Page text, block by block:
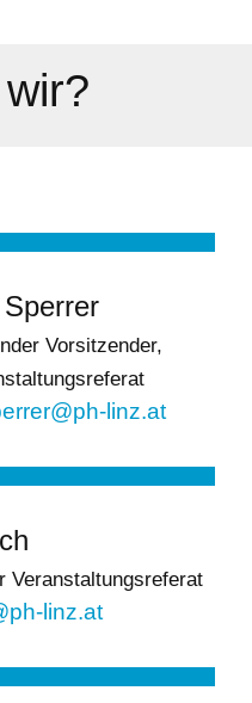
Vorsitzender,
linz.at
Veranstaltungsreferat
linz.at